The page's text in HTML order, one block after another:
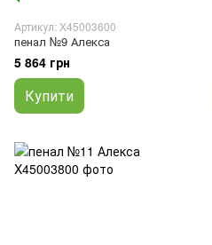
Артикул: X45003600
пенал №9 Алекса
5 864 грн
Купити